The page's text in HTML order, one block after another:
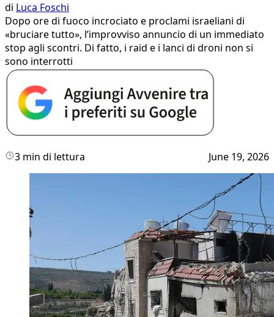
di Luca Foschi
Dopo ore di fuoco incrociato e proclami israeliani di
«bruciare tutto», l’improvviso annuncio di un immediato
stop agli scontri. Di fatto, i raid e i lanci di droni non si
sono interrotti
3 min di lettura June 19, 2026